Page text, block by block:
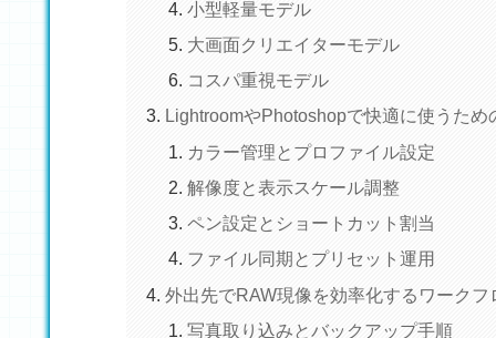
小型軽量モデル
大画面クリエイターモデル
コスパ重視モデル
LightroomやPhotoshopで快適に使うため
カラー管理とプロファイル設定
解像度と表示スケール調整
ペン設定とショートカット割当
ファイル同期とプリセット運用
外出先でRAW現像を効率化するワークフ
写真取り込みとバックアップ手順